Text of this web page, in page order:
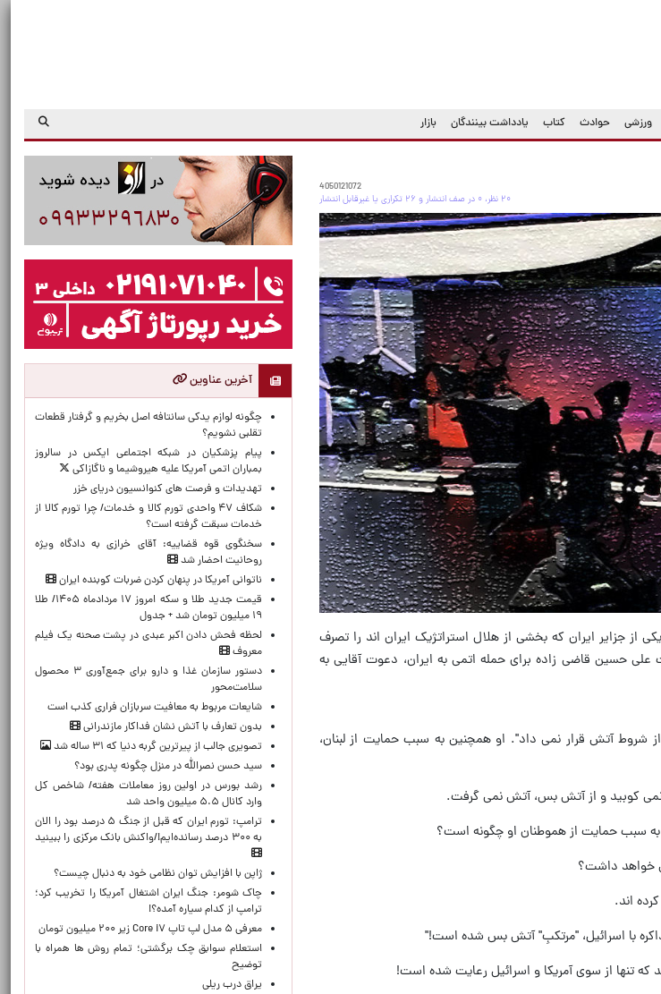
ورزشی حوادث کتاب یادداشت بینندگان بازار
4050121072
۲۰ نظر، ۰ در صف انتشار و ۲۶ تکراری یا غیرقابل انتشار
۲۱فروردین گفت: "امریکا باید یکی از جزایر ایران که بخشی از هلال استراتژیک ایران اند را تصرف
حسین قاضی زاده برای حمله اتمی به ایران، دعوت آقایی به
از شروط آتش قرار نمی داد". او همچنین به سبب حمایت از لبنان،
نمی کوبید و از آتش بس، آتش نمی گرفت.
سبب حمایت از هموطنان او چگونه است؟
خواهد داشت؟
اند.
با اسرائیل، "مرتکبِ" آتش بس شده است!"
که تنها از سوی آمریکا و اسرائیل رعایت شده است!
آخرین عناوین
چگونه لوازم یدکی سانتافه اصل بخریم و گرفتار قطعات
تقلبی نشویم؟
پیام پزشکیان در شبکه اجتماعی ایکس در سالروز
بمباران اتمی آمریکا علیه هیروشیما و ناگازاکی
تهدیدات و فرصت های کنوانسیون دریای خزر
شکاف ۴۷ واحدی تورم کالا و خدمات/ چرا تورم کالا از
خدمات سبقت گرفته است؟
سخنگوی قوه قضاییه: آقای خرازی به دادگاه ویژه
روحانیت احضار شد
ناتوانی آمریکا در پنهان کردن ضربات کوبنده ایران
قیمت جدید طلا و سکه امروز ۱۷ مردادماه ۱۴۰۵/ طلا
۱۹ میلیون تومان شد + جدول
لحظه‌ فحش دادن اکبر عبدی در پشت صحنه یک فیلم
معروف
دستور سازمان غذا و دارو برای جمع‌آوری ۳ محصول
سلامت‌محور
شایعات مربوط به معافیت سربازان فراری کذب است
بدون تعارف با آتش نشان فداکار مازندرانی
تصویری جالب از پیرترین گربه دنیا که ۳۱ ساله شد
سید حسن نصرالله در منزل چگونه پدری بود؟
رشد بورس در اولین روز معاملات هفته/ شاخص کل
وارد کانال ۵.۵ میلیون واحد شد
ترامپ: تورم ایران که قبل از جنگ ۵ درصد بود را الان
به ۳۰۰ درصد رسانده‌ایم!/واکنش بانک مرکزی را ببینید
ژاپن با افزایش توان نظامی خود به دنبال چیست؟
چاک شومر: جنگ ایران اشتغال آمریکا را تخریب کرد؛
ترامپ از کدام سیاره آمده؟!
معرفی ۵ مدل لپ تاپ Core i۷ زیر ۲۰۰ میلیون تومان
استعلام سوابق چک برگشتی؛ تمام روش ها همراه با
توضیح
یراق درب ریلی